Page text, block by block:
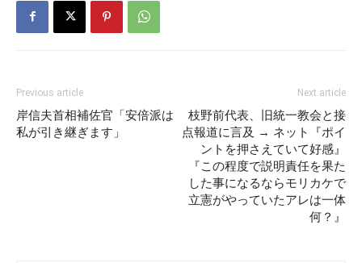
Previous article
岸信夫首相補佐官「安倍派は
私が引き継ぎます」
Next article
枝野前代表、旧統一教会と接
点報道に言及 → ネット『ポイ
ントを押さえていて好感』
『この程度で説明責任を果た
した事になるならモリカケで
立憲がやっていたアレは一体
何？』